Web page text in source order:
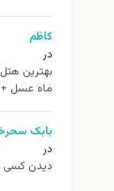
کاظم
در
ماه عسل
بابک
در
دیدن کسی